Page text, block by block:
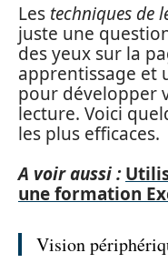
Les techniques de
juste une
des yeux sur la
apprentissage et
pour développer
lecture. Voici
les plus efficaces.
A voir aussi :
une formation
Vision